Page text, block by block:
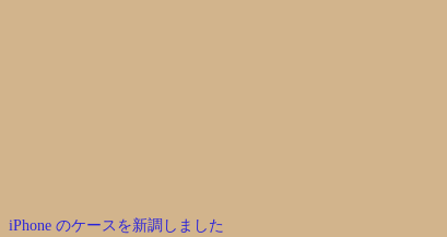
iPhone のケースを新調しました